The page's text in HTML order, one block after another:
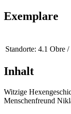
Exemplare
Standorte: 4.1 Obre /
Inhalt
Witzige
Menschenfreund